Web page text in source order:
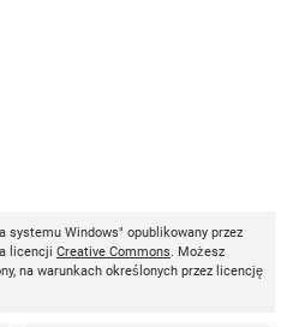
systemu Windows" opublikowany przez
licencji Creative Commons. Możesz
na warunkach określonych przez licencję